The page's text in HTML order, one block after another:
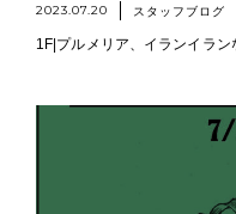
2023.07.20 スタッフブログ
1F|プルメリア、イランイラン